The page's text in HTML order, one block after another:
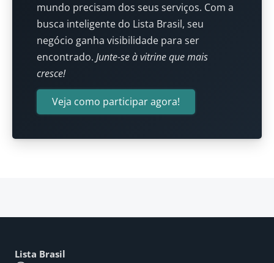
mundo precisam dos seus serviços. Com a
busca inteligente do Lista Brasil, seu
negócio ganha visibilidade para ser
encontrado. Junte-se à vitrine que mais
cresce!
Veja como participar agora!
Lista Brasil